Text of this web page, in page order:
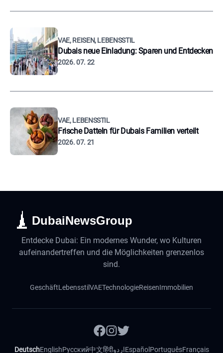
VAE, REISEN, LEBENSSTIL
Dubais neue Einladung: Sparen und Entdecken
2026. 07. 22
VAE, LEBENSSTIL
Frische Datteln für Dubais Familien verteilt
2026. 07. 21
DubaiNewsGroup
Entdecke Dubai: Ein modernes Wunder, wo Kulturen
aufeinandertreffen und die Möglichkeiten grenzenlos
sind.
GeschäftLebensstilVAETechnologieReisenImmobilien
DeutschEnglishРусский中文हिंदीاردوEspañol PortuguêsFrançais